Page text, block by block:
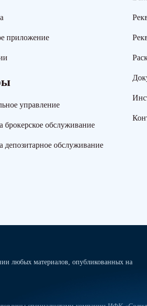
приложение
управление
брокерское обслуживание
депозитарное обслуживание
любых материалов, опубликованных на